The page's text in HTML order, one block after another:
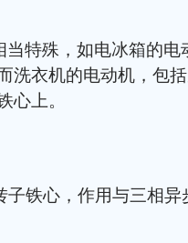
特殊，如电冰箱的
洗衣机的电动机，包
心上。
铁心，作用与三相异